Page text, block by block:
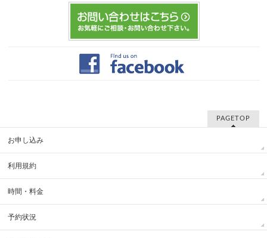
PAGETOP
お申し込み
利用規約
時間・料金
予約状況